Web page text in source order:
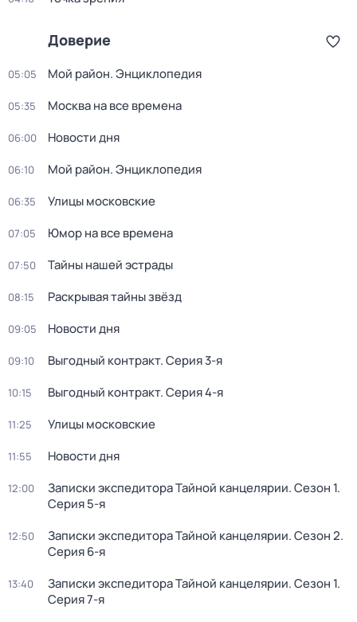
Доверие
05:05 Мой район. Энциклопедия
05:35 Москва на все времена
06:00 Новости дня
06:10 Мой район. Энциклопедия
06:35 Улицы московские
07:05 Юмор на все времена
07:50 Тайны нашей эстрады
08:15 Раскрывая тайны звёзд
09:05 Новости дня
09:10 Выгодный контракт. Серия 3-я
10:15 Выгодный контракт. Серия 4-я
11:25 Улицы московские
11:55 Новости дня
12:00 Записки экспедитора Тайной канцелярии. Сезон 1.
Серия 5-я
12:50 Записки экспедитора Тайной канцелярии. Сезон 2.
Серия 6-я
13:40 Записки экспедитора Тайной канцелярии. Сезон 1.
Серия 7-я